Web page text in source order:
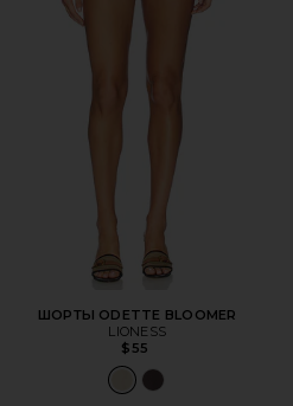
ШОРТЫ ODETTE BLOOMER
LIONESS
$55